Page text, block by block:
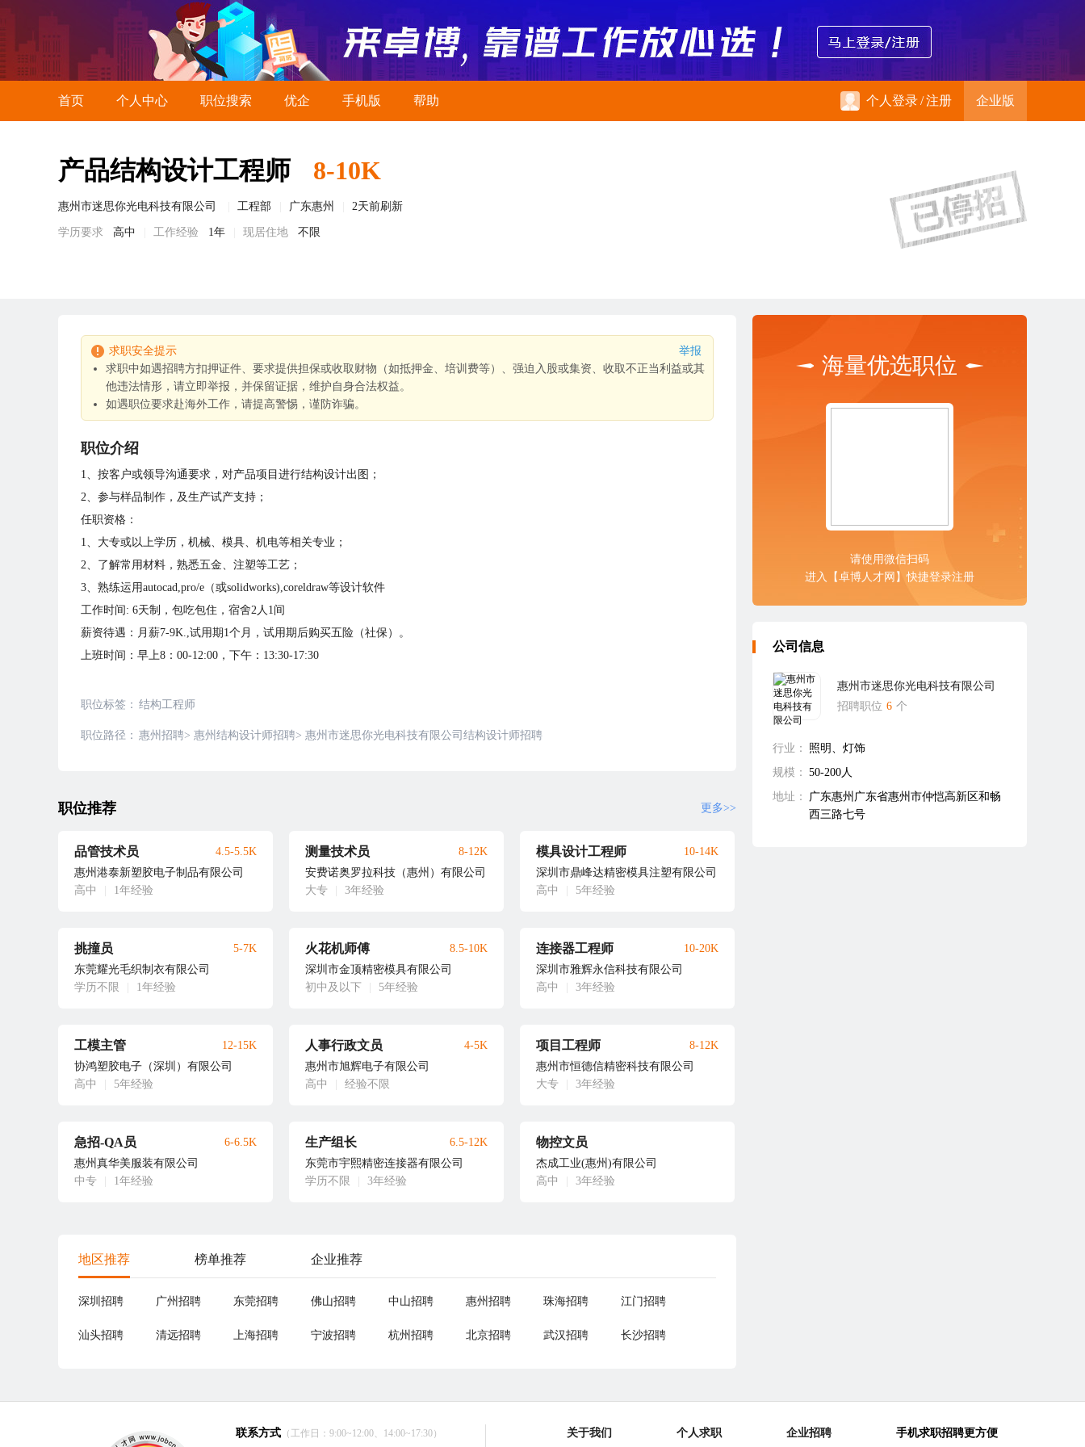
首页 个人中心 职位搜索 优企 手机版 帮助 个人登录/注册 企业版
产品结构设计工程师 8-10K
惠州市迷思你光电科技有限公司 工程部 广东惠州 2天前刷新
学历要求 高中 工作经验 1年 现居住地 不限
求职安全提示
举报
求职中如遇招聘方扣押证件、要求提供担保或收取财物（如抵押金、培训费等）、强迫入股或集资、收取不正当利益或其
他违法情形，请立即举报，并保留证据，维护自身合法权益。
如遇职位要求赴海外工作，请提高警惕，谨防诈骗。
职位介绍
1、按客户或领导沟通要求，对产品项目进行结构设计出图；
2、参与样品制作，及生产试产支持；
任职资格：
1、大专或以上学历，机械、模具、机电等相关专业；
2、了解常用材料，熟悉五金、注塑等工艺；
3、熟练运用autocad,pro/e（或solidworks),coreldraw等设计软件
工作时间: 6天制，包吃包住，宿舍2人1间
薪资待遇：月薪7-9K.,试用期1个月，试用期后购买五险（社保）。
上班时间：早上8：00-12:00，下午：13:30-17:30
职位标签： 结构工程师
职位路径： 惠州招聘> 惠州结构设计师招聘> 惠州市迷思你光电科技有限公司结构设计师招聘
职位推荐 更多>>
品管技术员
惠州港泰新塑胶电子制品有限公司
高中
1年经验
4.5-5.5K 测量技术员
安费诺奥罗拉科技（惠州）有限公司
大专
3年经验
8-12K 模具设计工程师
深圳市鼎峰达精密模具注塑有限公司
高中
5年经验
10-14K
挑撞员
东莞耀光毛织制衣有限公司
学历不限
1年经验
5-7K 火花机师傅
深圳市金顶精密模具有限公司
初中及以下
5年经验
8.5-10K 连接器工程师
深圳市雅辉永信科技有限公司
高中
3年经验
10-20K
工模主管
协鸿塑胶电子（深圳）有限公司
高中
5年经验
12-15K 人事行政文员
惠州市旭辉电子有限公司
高中
经验不限
4-5K 项目工程师
惠州市恒德信精密科技有限公司
大专
3年经验
8-12K
急招-QA员
惠州真华美服装有限公司
中专
1年经验
6-6.5K 生产组长
东莞市宇熙精密连接器有限公司
学历不限
3年经验
6.5-12K 物控文员
杰成工业(惠州)有限公司
高中
3年经验
地区推荐 榜单推荐 企业推荐
深圳招聘 广州招聘 东莞招聘 佛山招聘 中山招聘 惠州招聘 珠海招聘 江门招聘
汕头招聘 清远招聘 上海招聘 宁波招聘 杭州招聘 北京招聘 武汉招聘 长沙招聘
海量优选职位
请使用微信扫码
进入【卓博人才网】快捷登录注册
公司信息
惠州市迷思你光电科技有限公司
招聘职位 6 个
行业：
照明、灯饰
规模： 50-200人
地址：
广东惠州广东省惠州市仲恺高新区和畅
西三路七号
联系方式 （工作日：9:00~12:00、14:00~17:30） 关于我们 个人求职 企业招聘 手机求职招聘更方便